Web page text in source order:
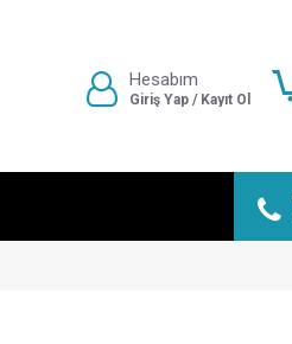
Hesabım
Giriş Yap / Kayıt Ol